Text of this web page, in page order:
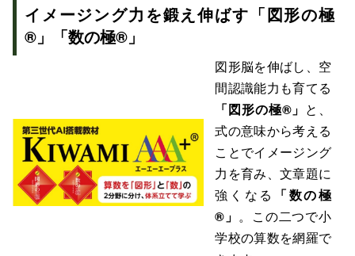
イメージング力を鍛え伸ばす「図形の極
®」「数の極®」
図形脳を伸ばし、空
間認識能力も育てる
「図形の極®」 と、
式の意味から考える
ことでイメージング
力を育み、文章題に
強くなる
「数の極
®」 。この二つで小
学校の算数を網羅で